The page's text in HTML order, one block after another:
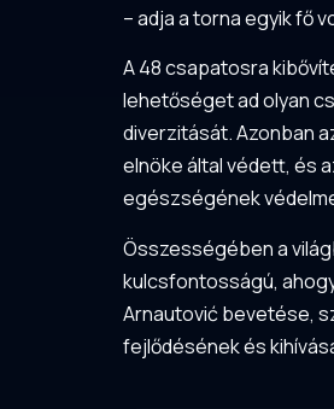
– adja a torna egyik fő
A 48 csapatosra
lehetőséget ad olyan
diverzitását. Azonban
elnöke által védett, és
egészségének
Összességében a
kulcsfontosságú,
Arnautović bevetése,
fejlődésének és